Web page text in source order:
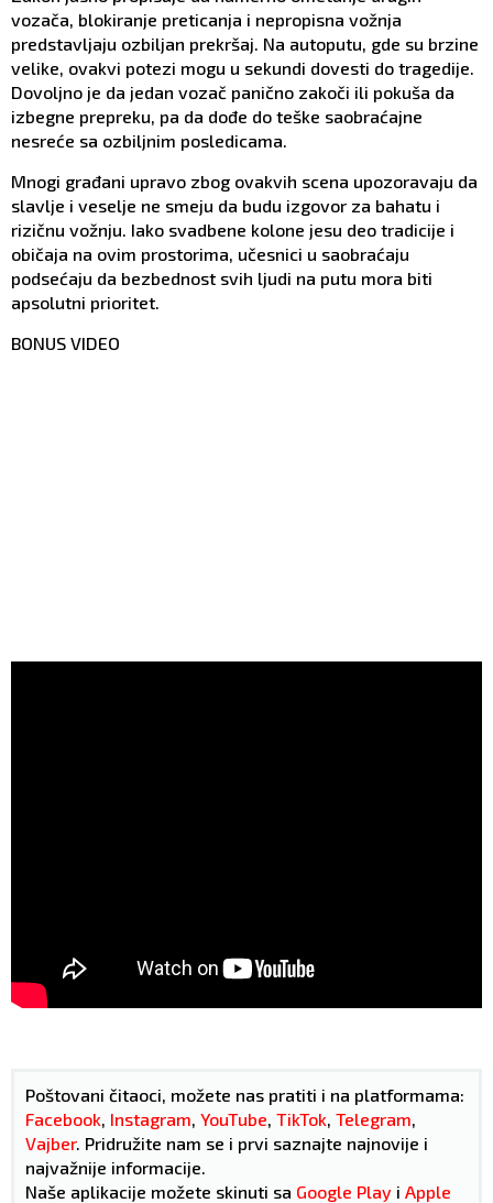
vozača, blokiranje preticanja i nepropisna vožnja
predstavljaju ozbiljan prekršaj. Na autoputu, gde su brzine
velike, ovakvi potezi mogu u sekundi dovesti do tragedije.
Dovoljno je da jedan vozač panično zakoči ili pokuša da
izbegne prepreku, pa da dođe do teške saobraćajne
nesreće sa ozbiljnim posledicama.
Mnogi građani upravo zbog ovakvih scena upozoravaju da
slavlje i veselje ne smeju da budu izgovor za bahatu i
rizičnu vožnju. Iako svadbene kolone jesu deo tradicije i
običaja na ovim prostorima, učesnici u saobraćaju
podsećaju da bezbednost svih ljudi na putu mora biti
apsolutni prioritet.
BONUS VIDEO
Poštovani čitaoci, možete nas pratiti i na platformama:
Facebook, Instagram, YouTube, TikTok, Telegram,
Vajber. Pridružite nam se i prvi saznajte najnovije i
najvažnije informacije.
Naše aplikacije možete skinuti sa Google Play i Apple